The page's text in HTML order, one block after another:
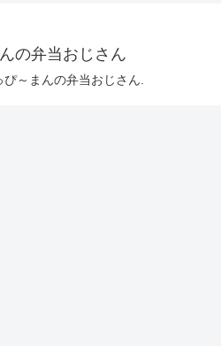
の弁当おじさん
～まんの弁当おじさん.